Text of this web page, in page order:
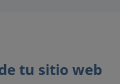
tu sitio web